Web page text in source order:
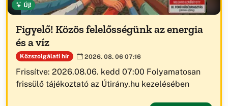
Új!
Figyelő! Közös felelősségünk az energia
és a víz
Közszolgálati hír 2026. 08. 06 07:16
Frissítve: 2026.08.06. kedd 07:00 Folyamatosan
frissülő tájékoztató az Útirány.hu kezelésében